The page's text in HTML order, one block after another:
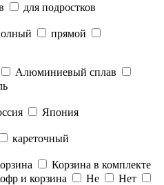
для подростков
прямой
Алюминиевый сплав
Япония
кареточный
Корзина в комплекте
и корзина Не
Нет